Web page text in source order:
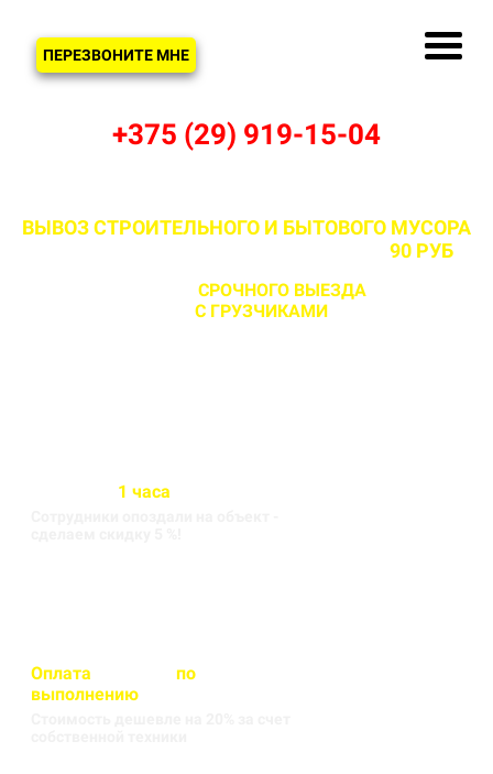
ПЕРЕЗВОНИТЕ МНЕ
+375 (29) 919-15-04
ВЫВОЗ СТРОИТЕЛЬНОГО И БЫТОВОГО МУСОРА
90 РУБ
СРОЧНОГО ВЫЕЗДА
С ГРУЗЧИКАМИИ БЕЗ
1 часа
Оплата
по
выполнению